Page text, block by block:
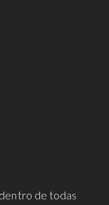
de todas